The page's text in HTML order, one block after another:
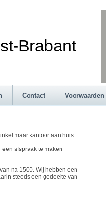
Brabant
Contact Voorwaarden
maar kantoor aan huis
afspraak te maken
na 1500. Wij hebben een
steeds een gedeelte van